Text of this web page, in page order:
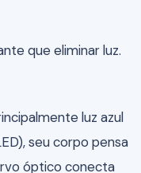
que eliminar luz.
luz azul
seu corpo pensa
óptico conecta